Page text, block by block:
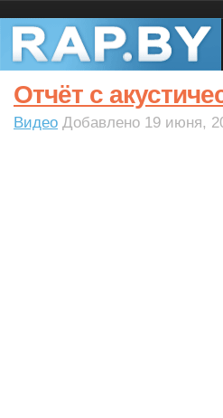
Отчёт с
Видео Добавлено 19 июня,